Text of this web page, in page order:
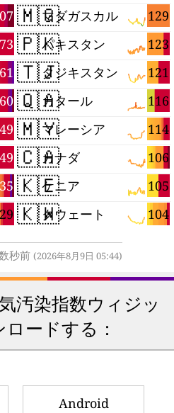
🇲🇬 129
マダガスカル
🇵🇰 123
パキスタン
🇹🇯 121
タジキスタン
🇶🇦 116
カタール
🇲🇾 114
マレーシア
🇨🇦 106
カナダ
🇰🇪 105
ケニア
🇰🇼 104
クウェート
秒前 (2026年8月9日 05:44)
汚染指数ウィジッ
ロードする：
Android